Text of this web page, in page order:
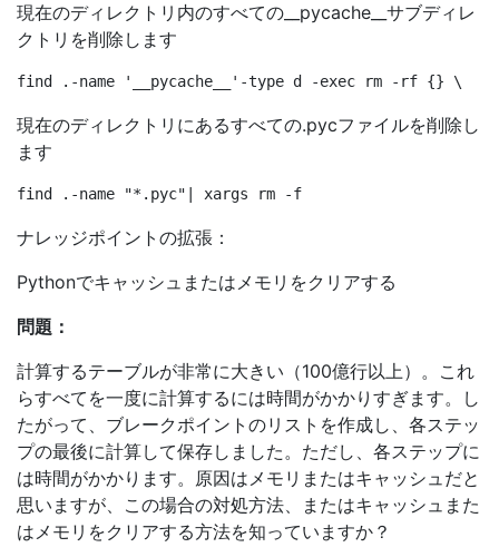
現在のディレクトリ内のすべての__pycache__サブディレ
クトリを削除します
現在のディレクトリにあるすべての.pycファイルを削除し
ます
ナレッジポイントの拡張：
Pythonでキャッシュまたはメモリをクリアする
問題：
計算するテーブルが非常に大きい（100億行以上）。これ
らすべてを一度に計算するには時間がかかりすぎます。し
たがって、ブレークポイントのリストを作成し、各ステッ
プの最後に計算して保存しました。ただし、各ステップに
は時間がかかります。原因はメモリまたはキャッシュだと
思いますが、この場合の対処方法、またはキャッシュまた
はメモリをクリアする方法を知っていますか？